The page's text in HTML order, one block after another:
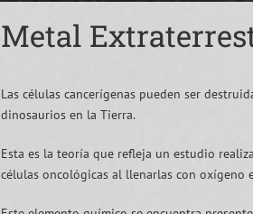
Metal
Las células cancerígenas pueden ser
dinosaurios en la Tierra.
Esta es la teoría que refleja un estudio
células oncológicas al llenarlas con oxígeno